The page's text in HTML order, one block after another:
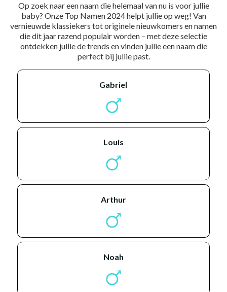
Op zoek naar een naam die helemaal van nu is voor jullie
baby? Onze Top Namen 2024 helpt jullie op weg! Van
vernieuwde klassiekers tot originele nieuwkomers en namen
die dit jaar razend populair worden – met deze selectie
ontdekken jullie de trends en vinden jullie een naam die
perfect bij jullie past.
gabriel
louis
arthur
noah